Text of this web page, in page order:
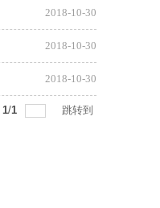
2018-10-30
2018-10-30
2018-10-30
1/1 跳转到